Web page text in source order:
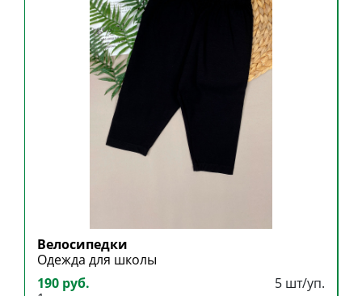
Велосипедки
Одежда для школы
190 руб.
5 шт/уп.